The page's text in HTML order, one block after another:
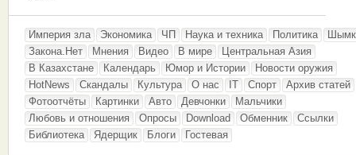
Империя зла Экономика ЧП Наука и техника Политика
Закона.Нет
Мнения Видео В мире
Центральная Азия
В Казахстане
Календарь Юмор и Истории
Новости оружия
HotNews
Скандалы Культура О нас IT Спорт
Архив статей
Фотоотчёты
Картинки Авто Девчонки
Мальчики
Любовь и отношения
Опросы Download Обменник
Ссылки
Библиотека
Ядерщик Блоги Гостевая